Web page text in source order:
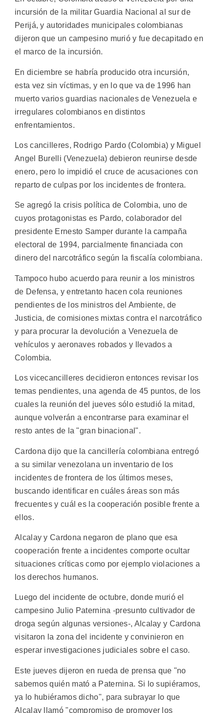
incursión de la militar Guardia Nacional al sur de
Perijá, y autoridades municipales colombianas
dijeron que un campesino murió y fue decapitado en
el marco de la incursión.
En diciembre se habría producido otra incursión,
esta vez sin víctimas, y en lo que va de 1996 han
muerto varios guardias nacionales de Venezuela e
irregulares colombianos en distintos
enfrentamientos.
Los cancilleres, Rodrigo Pardo (Colombia) y Miguel
Angel Burelli (Venezuela) debieron reunirse desde
enero, pero lo impidió el cruce de acusaciones con
reparto de culpas por los incidentes de frontera.
Se agregó la crisis política de Colombia, uno de
cuyos protagonistas es Pardo, colaborador del
presidente Ernesto Samper durante la campaña
electoral de 1994, parcialmente financiada con
dinero del narcotráfico según la fiscalía colombiana.
Tampoco hubo acuerdo para reunir a los ministros
de Defensa, y entretanto hacen cola reuniones
pendientes de los ministros del Ambiente, de
Justicia, de comisiones mixtas contra el narcotráfico
y para procurar la devolución a Venezuela de
vehículos y aeronaves robados y llevados a
Colombia.
Los vicecancilleres decidieron entonces revisar los
temas pendientes, una agenda de 45 puntos, de los
cuales la reunión del jueves sólo estudió la mitad,
aunque volverán a encontrarse para examinar el
resto antes de la "gran binacional".
Cardona dijo que la cancillería colombiana entregó
a su similar venezolana un inventario de los
incidentes de frontera de los últimos meses,
buscando identificar en cuáles áreas son más
frecuentes y cuál es la cooperación posible frente a
ellos.
Alcalay y Cardona negaron de plano que esa
cooperación frente a incidentes comporte ocultar
situaciones críticas como por ejemplo violaciones a
los derechos humanos.
Luego del incidente de octubre, donde murió el
campesino Julio Paternina -presunto cultivador de
droga según algunas versiones-, Alcalay y Cardona
visitaron la zona del incidente y convinieron en
esperar investigaciones judiciales sobre el caso.
Este jueves dijeron en rueda de prensa que "no
sabemos quién mató a Paternina. Si lo supiéramos,
ya lo hubiéramos dicho", para subrayar lo que
Alcalay llamó "compromiso de promover los